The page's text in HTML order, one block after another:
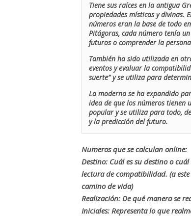
Tiene sus raíces en la antigua
propiedades místicas y divinas.
números eran la base de todo
Pitágoras, cada número tenía
futuros o comprender la
También ha sido utilizada en
eventos y evaluar la
suerte” y se utiliza para
La moderna se ha expandido
idea de que los números tienen
popular y se utiliza para todo,
y la predicción del futuro.
Numeros que se calculan online:
Destino: Cuál es su destino o
lectura de compatibilidad. (a
camino de vida)
Realización: De qué manera se
Iniciales: Representa lo que